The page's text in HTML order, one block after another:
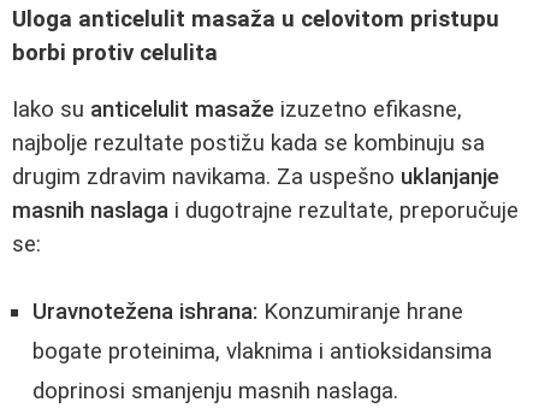
Uloga anticelulit masaža u celovitom pristupu
borbi protiv celulita
Iako su anticelulit masaže izuzetno efikasne,
najbolje rezultate postižu kada se kombinuju sa
drugim zdravim navikama. Za uspešno uklanjanje
masnih naslaga i dugotrajne rezultate, preporučuje
se:
Uravnotežena ishrana: Konzumiranje hrane
bogate proteinima, vlaknima i antioksidansima
doprinosi smanjenju masnih naslaga.